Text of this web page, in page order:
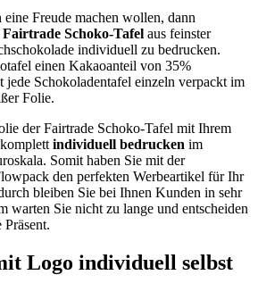
Freude machen wollen, dann
Fairtrade Schoko-Tafel aus feinster
individuell zu bedrucken.
einen Kakaoanteil von 35%
jede Schokoladentafel einzeln verpackt im
Folie.
der Fairtrade Schoko-Tafel mit Ihrem
individuell bedrucken im
Somit haben Sie mit der
den perfekten Werbeartikel für Ihr
bleiben Sie bei Ihnen Kunden in sehr
warten Sie nicht zu lange und entscheiden
Logo individuell selbst